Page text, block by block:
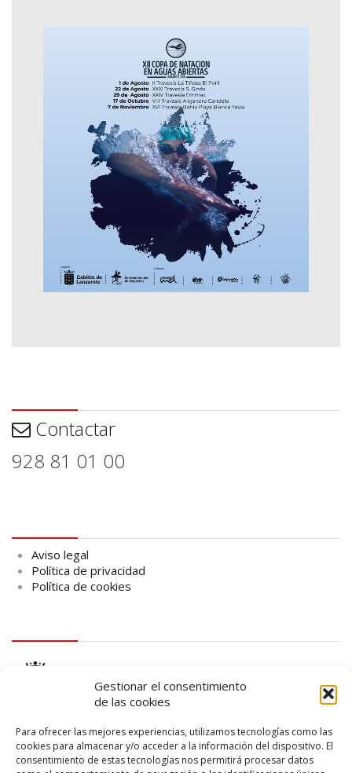
Gestionar el consentimiento
de las cookies
Para ofrecer las mejores experiencias, utilizamos tecnologías como las
cookies para almacenar y/o acceder a la información del dispositivo. El
consentimiento de estas tecnologías nos permitirá procesar datos
Contactar
928 81 01 00
Aviso legal
Política de privacidad
Política de cookies
logo SID